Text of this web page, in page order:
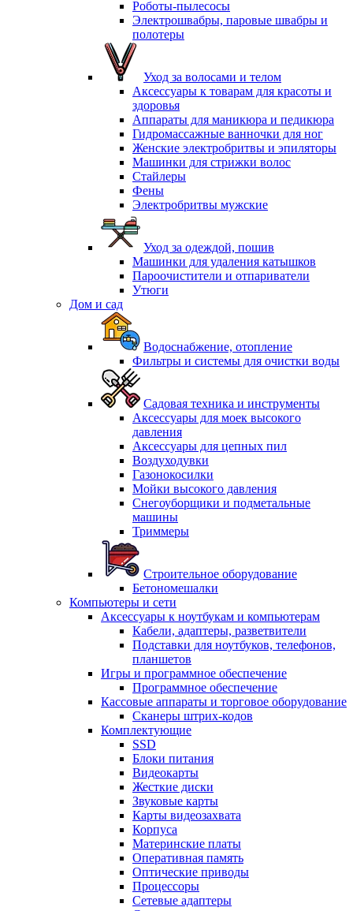
Роботы-пылесосы
Электрошвабры, паровые швабры и
полотеры
Уход за волосами и телом
Аксессуары к товарам для красоты и
здоровья
Аппараты для маникюра и педикюра
Гидромассажные ванночки для ног
Женские электробритвы и эпиляторы
Машинки для стрижки волос
Стайлеры
Фены
Электробритвы мужские
Уход за одеждой, пошив
Машинки для удаления катышков
Пароочистители и отпариватели
Утюги
Дом и сад
Водоснабжение, отопление
Фильтры и системы для очистки воды
Садовая техника и инструменты
Аксессуары для моек высокого
давления
Аксессуары для цепных пил
Воздуходувки
Газонокосилки
Мойки высокого давления
Снегоуборщики и подметальные
машины
Триммеры
Строительное оборудование
Бетономешалки
Компьютеры и сети
Аксессуары к ноутбукам и компьютерам
Кабели, адаптеры, разветвители
Подставки для ноутбуков, телефонов,
планшетов
Игры и программное обеспечение
Программное обеспечение
Кассовые аппараты и торговое оборудование
Сканеры штрих-кодов
Комплектующие
SSD
Блоки питания
Видеокарты
Жесткие диски
Звуковые карты
Карты видеозахвата
Корпуса
Материнские платы
Оперативная память
Оптические приводы
Процессоры
Сетевые адаптеры